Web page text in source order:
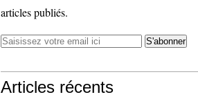
articles publiés.
Articles récents